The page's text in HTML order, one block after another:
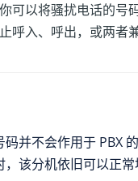
可以将骚扰电话的号
呼入、呼出，或两者兼
码并不会作用于 PBX
，该分机依旧可以正常